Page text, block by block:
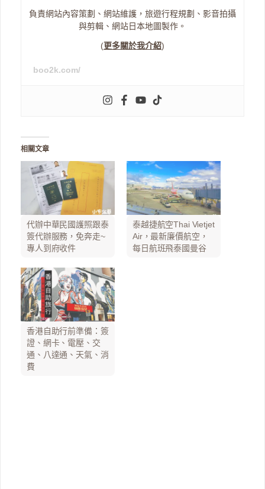
負責網站內容策劃、網站維護，旅遊行程規劃、影音拍攝
與剪輯、網站日本地圖製作。
(更多關於我介紹)
boo2k.com/
相關文章
代辦中華民國護照跟泰
簽代辦服務，免奔走~
專人到府收件
泰越捷航空Thai Vietjet
Air，最新廉價航空，
每日航班飛泰國曼谷
香港自助行前準備：簽
證、網卡、電壓、交
通、八達通、天氣、消
費